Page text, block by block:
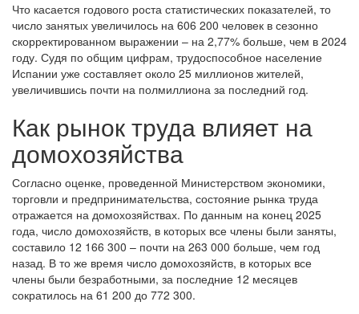
Что касается годового роста статистических показателей, то
число занятых увеличилось на 606 200 человек в сезонно
скорректированном выражении – на 2,77% больше, чем в 2024
году. Судя по общим цифрам, трудоспособное население
Испании уже составляет около 25 миллионов жителей,
увеличившись почти на полмиллиона за последний год.
Как рынок труда влияет на
домохозяйства
Согласно оценке, проведенной Министерством экономики,
торговли и предпринимательства, состояние рынка труда
отражается на домохозяйствах. По данным на конец 2025
года, число домохозяйств, в которых все члены были заняты,
составило 12 166 300 – почти на 263 000 больше, чем год
назад. В то же время число домохозяйств, в которых все
члены были безработными, за последние 12 месяцев
сократилось на 61 200 до 772 300.